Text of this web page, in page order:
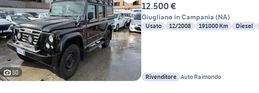
30
12.500 €
Giugliano in Campania (NA)
Usato 12/2008 191000 Km Diesel
Rivenditore Auto Raimondo